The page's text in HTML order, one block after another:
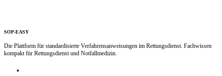
SOP-EASY
Die Plattform für standardisierte Verfahrensanweisungen im Rettungsdienst. Fachwissen
kompakt für Rettungsdienst und Notfallmedizin.